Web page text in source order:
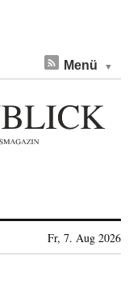
Menü
Fr, 7. Aug 2026